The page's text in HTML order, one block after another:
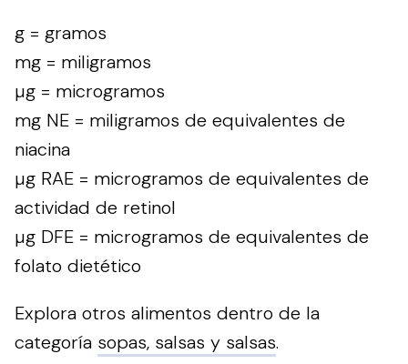
g = gramos
mg = miligramos
µg = microgramos
mg NE = miligramos de equivalentes de
niacina
µg RAE = microgramos de equivalentes de
actividad de retinol
µg DFE = microgramos de equivalentes de
folato dietético
Explora otros alimentos dentro de la
categoría sopas, salsas y salsas.